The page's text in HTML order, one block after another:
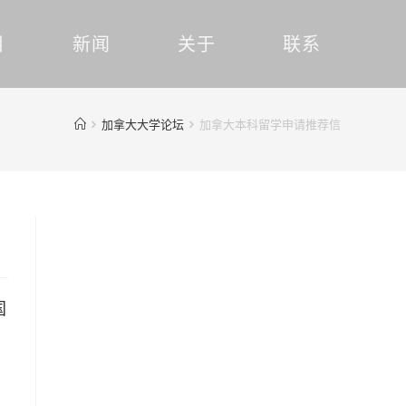
新闻 关于 联系
加拿大大学论坛 加拿大本科留学申请推荐信